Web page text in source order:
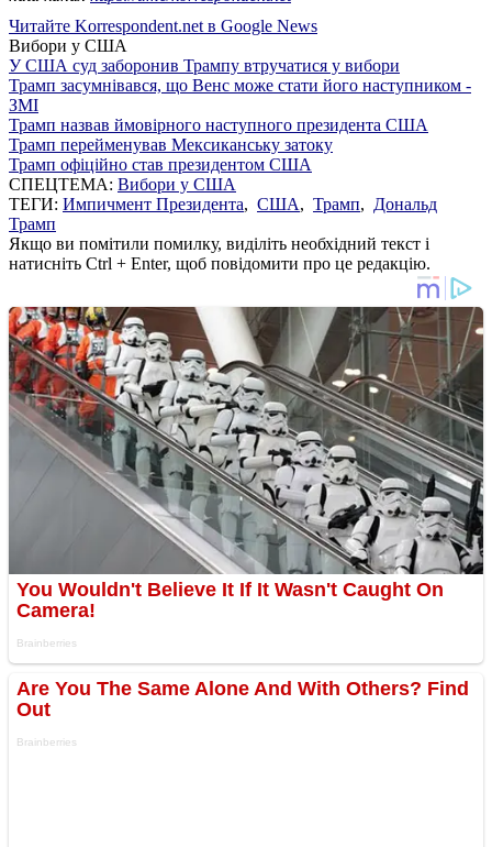
Читайте Korrespondent.net в Google News
Вибори у США
У США суд заборонив Трампу втручатися у вибори
Трамп засумнівався, що Венс може стати його наступником -
ЗМІ
Трамп назвав ймовірного наступного президента США
Трамп перейменував Мексиканську затоку
Трамп офіційно став президентом США
СПЕЦТЕМА: Вибори у США
ТЕГИ: Импичмент Президента, США, Трамп, Дональд
Трамп
Якщо ви помітили помилку, виділіть необхідний текст і
натисніть Ctrl + Enter, щоб повідомити про це редакцію.